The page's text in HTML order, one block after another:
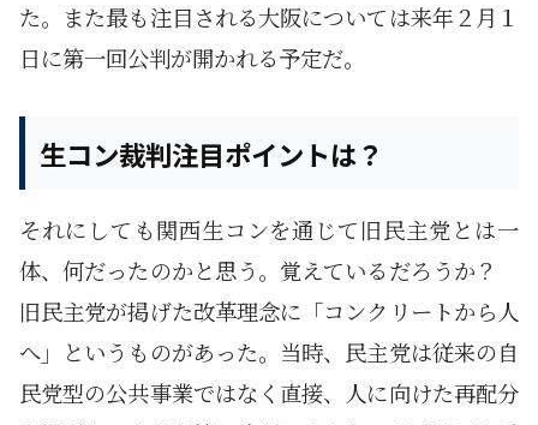
た。また最も注目される大阪については来年２月１
日に第一回公判が開かれる予定だ。
生コン裁判注目ポイントは？
それにしても関西生コンを通じて旧民主党とは一
体、何だったのかと思う。覚えているだろうか？
旧民主党が掲げた改革理念に「コンクリートから人
へ」というものがあった。当時、民主党は従来の自
民党型の公共事業ではなく直接、人に向けた再配分